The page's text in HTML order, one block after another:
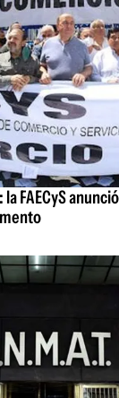
FAECyS